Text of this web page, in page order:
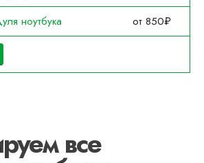
ноутбука
от 850₽
все